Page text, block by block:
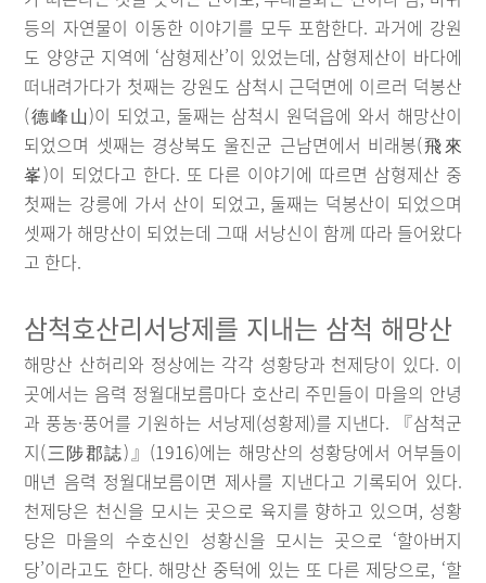
등의 자연물이 이동한 이야기를 모두 포함한다. 과거에 강원
도 양양군 지역에 ‘삼형제산’이 있었는데, 삼형제산이 바다에
떠내려가다가 첫째는 강원도 삼척시 근덕면에 이르러 덕봉산
(德峰山)이 되었고, 둘째는 삼척시 원덕읍에 와서 해망산이
되었으며 셋째는 경상북도 울진군 근남면에서 비래봉(飛來
峯)이 되었다고 한다. 또 다른 이야기에 따르면 삼형제산 중
첫째는 강릉에 가서 산이 되었고, 둘째는 덕봉산이 되었으며
셋째가 해망산이 되었는데 그때 서낭신이 함께 따라 들어왔다
고 한다.
삼척호산리서낭제를 지내는 삼척 해망산
해망산 산허리와 정상에는 각각 성황당과 천제당이 있다. 이
곳에서는 음력 정월대보름마다 호산리 주민들이 마을의 안녕
과 풍농·풍어를 기원하는 서낭제(성황제)를 지낸다. 『삼척군
지(三陟郡誌)』(1916)에는 해망산의 성황당에서 어부들이
매년 음력 정월대보름이면 제사를 지낸다고 기록되어 있다.
천제당은 천신을 모시는 곳으로 육지를 향하고 있으며, 성황
당은 마을의 수호신인 성황신을 모시는 곳으로 ‘할아버지
당’이라고도 한다. 해망산 중턱에 있는 또 다른 제당으로, ‘할